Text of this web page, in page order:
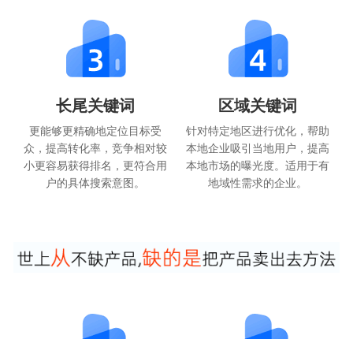
长尾关键词
更能够更精确地定位目标受
众，提高转化率，竞争相对较
小更容易获得排名，更符合用
户的具体搜索意图。
区域关键词
针对特定地区进行优化，帮助
本地企业吸引当地用户，提高
本地市场的曝光度。适用于有
地域性需求的企业。